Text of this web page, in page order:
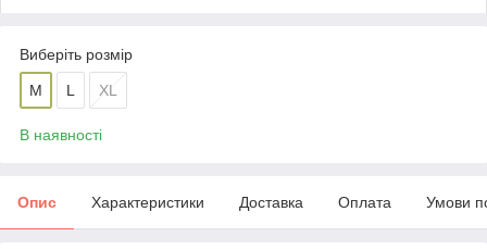
Виберіть розмір
M L XL
В наявності
Опис Характеристики Доставка Оплата Умови